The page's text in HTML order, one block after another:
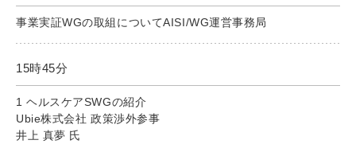
事業実証WGの取組についてAISI/WG運営事務局
15時45分
1 ヘルスケアSWGの紹介
Ubie株式会社 政策渉外参事
井上 真夢 氏